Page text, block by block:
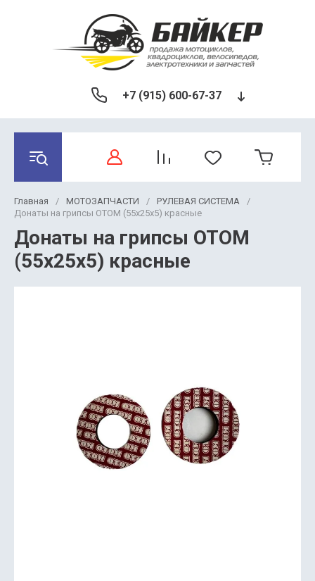
+7 (915) 600-67-37
Главная / МОТОЗАПЧАСТИ / РУЛЕВАЯ СИСТЕМА
/
Донаты на грипсы OTOM (55x25x5) красные
Донаты на грипсы OTOM
(55x25x5) красные